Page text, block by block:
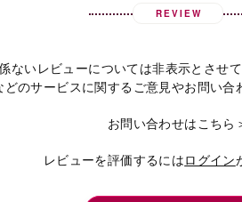
REVIEW
ないレビューについては非表示とさせ
のサービスに関するご意見やお問い合
お問い合わせはこちら
レビューを評価するにはログイン